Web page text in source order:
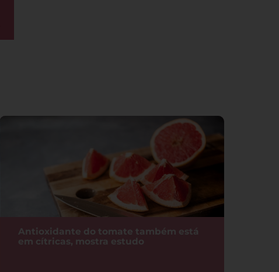
Antioxidante do tomate também está
em cítricas, mostra estudo